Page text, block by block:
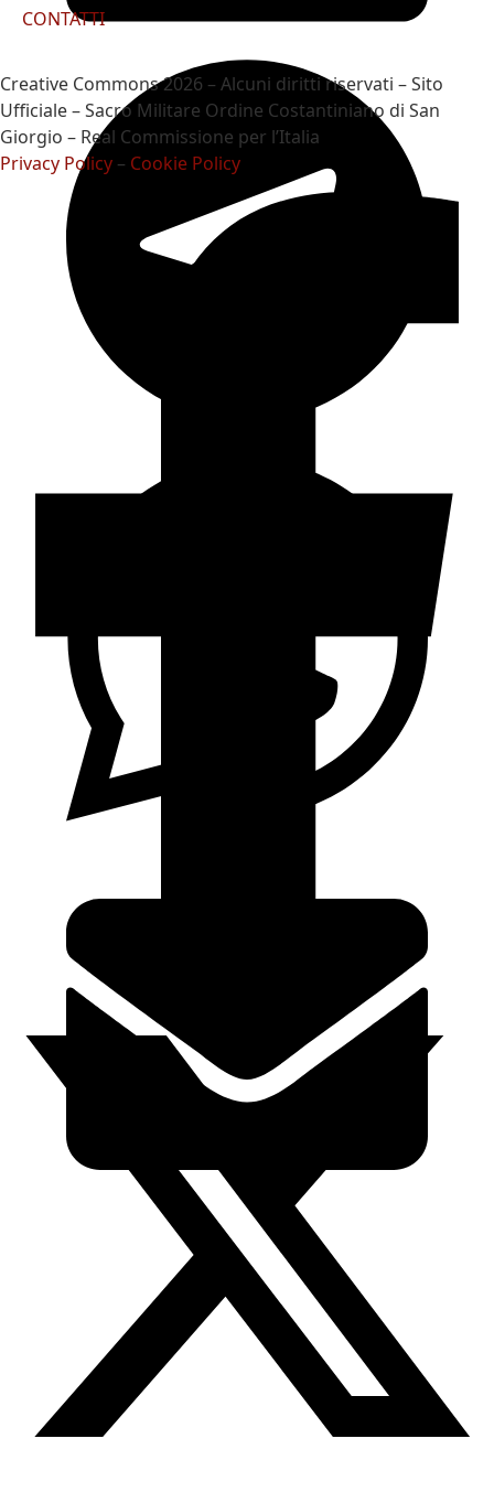
CONTATTI
Creative Commons 2026 – Alcuni diritti riservati – Sito
Ufficiale – Sacro Militare Ordine Costantiniano di San
Giorgio – Real Commissione per l’Italia
Privacy Policy – Cookie Policy